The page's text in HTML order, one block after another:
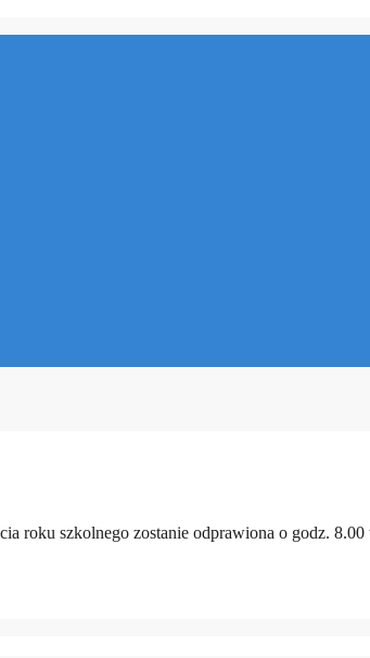
roku szkolnego zostanie odprawiona o godz.